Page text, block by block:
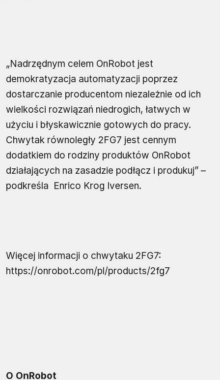
„Nadrzędnym celem OnRobot jest
demokratyzacja automatyzacji poprzez
dostarczanie producentom niezależnie od ich
wielkości rozwiązań niedrogich, łatwych w
użyciu i błyskawicznie gotowych do pracy.
Chwytak równoległy 2FG7 jest cennym
dodatkiem do rodziny produktów OnRobot
działających na zasadzie podłącz i produkuj” –
podkreśla Enrico Krog Iversen.
Więcej informacji o chwytaku 2FG7:
https://onrobot.com/pl/products/2fg7
O OnRobot